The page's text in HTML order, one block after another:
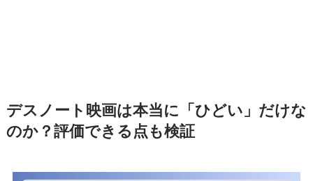
デスノート映画は本当に「ひどい」だけな
のか？評価できる点も検証